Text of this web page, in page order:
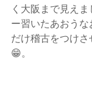
く大阪まで見え
ー習いたあおうな
だけ稽古をつけ
😁。